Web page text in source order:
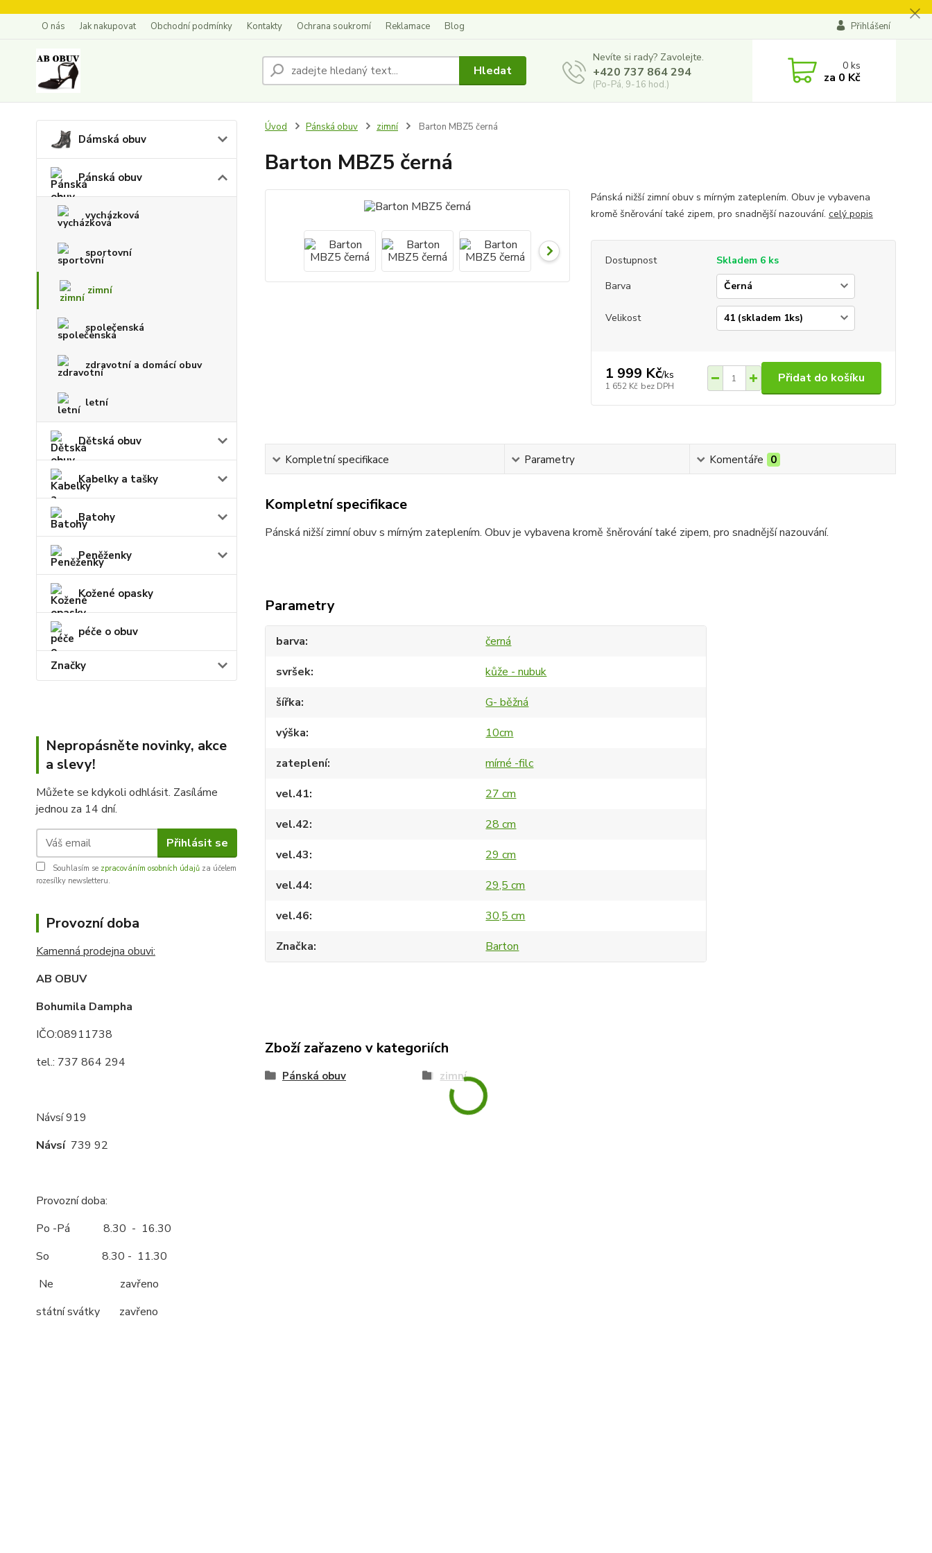
O nás Jak nakupovat Obchodní podmínky Kontakty Ochrana soukromí Reklamace Blog Přihlášení
Hledat
Nevíte si rady? Zavolejte.
+420 737 864 294
(Po-Pá, 9-16 hod.)
0ks
za 0 Kč
Dámská obuv
Pánská obuv
vycházková
sportovní
zimní
společenská
zdravotní a domácí obuv
letní
Dětská obuv
Kabelky a tašky
Batohy
Peněženky
Kožené opasky
péče o obuv
Značky
Nepropásněte novinky, akce
a slevy!
Můžete se kdykoli odhlásit. Zasíláme
jednou za 14 dní.
Přihlásit se
Souhlasím se zpracováním osobních údajů za účelem
rozesílky newsletteru.
Provozní doba
Kamenná prodejna obuvi:
AB OBUV
Bohumila Dampha
IČO:08911738
tel.: 737 864 294
Návsí 919
Návsí739 92
Provozní doba:
Po -Pá 8.30 - 16.30
So 8.30 - 11.30
Ne zavřeno
státní svátky zavřeno
Úvod Pánská obuv zimní Barton MBZ5 černá
Barton MBZ5 černá
Pánská nižší zimní obuv s mírným zateplením. Obuv je vybavena
kromě šněrování také zipem, pro snadnější nazouvání. celý popis
Dostupnost
Skladem 6 ks
Barva
Velikost
1 999 Kč/ks
1 652 Kč bez DPH
Přidat do košíku
Kompletní specifikace Parametry Komentáře 0
Kompletní specifikace
Pánská nižší zimní obuv s mírným zateplením. Obuv je vybavena kromě šněrování také zipem, pro snadnější nazouvání.
Parametry
barva
černá
svršek
kůže - nubuk
šířka
G- běžná
výška
10cm
zateplení
mírné -filc
vel.41
27 cm
vel.42
28 cm
vel.43
29 cm
vel.44
29,5 cm
vel.46
30,5 cm
Značka
Barton
Zboží zařazeno v kategoriích
Pánská obuv zimní